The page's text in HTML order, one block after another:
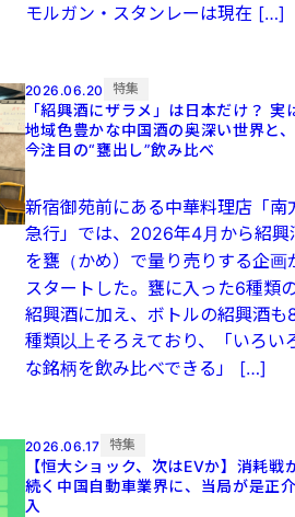
モルガン・スタンレーは現在 […]
2026.06.20 特集
「紹興酒にザラメ」は日本だけ？ 実
地域色豊かな中国酒の奥深い世界と、
今注目の“甕出し”飲み比べ
新宿御苑前にある中華料理店「南
急行」では、2026年4月から紹興
を甕（かめ）で量り売りする企画
スタートした。甕に入った6種類
紹興酒に加え、ボトルの紹興酒も
種類以上そろえており、「いろい
な銘柄を飲み比べできる」 […]
2026.06.17 特集
【恒大ショック、次はEVか】消耗戦
続く中国自動車業界に、当局が是正
入